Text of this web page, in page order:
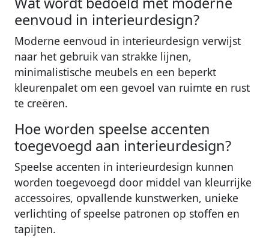
eenvoud in interieurdesign?
Moderne eenvoud in interieurdesign verwijst
naar het gebruik van strakke lijnen,
minimalistische meubels en een beperkt
kleurenpalet om een gevoel van ruimte en rust
te creëren.
Hoe worden speelse accenten
toegevoegd aan interieurdesign?
Speelse accenten in interieurdesign kunnen
worden toegevoegd door middel van kleurrijke
accessoires, opvallende kunstwerken, unieke
verlichting of speelse patronen op stoffen en
tapijten.